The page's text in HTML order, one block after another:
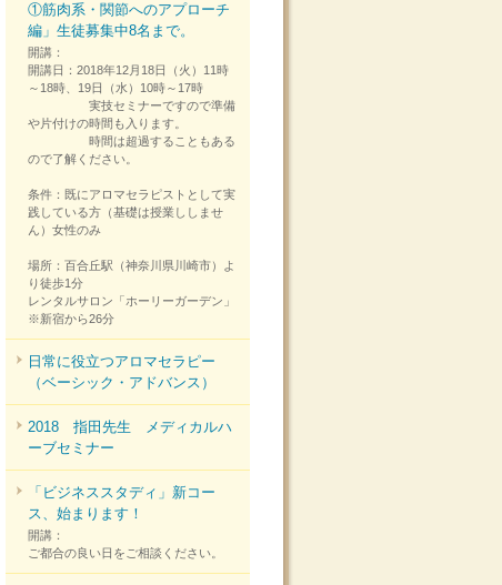
①筋肉系・関節へのアプローチ
編」生徒募集中8名まで。
開講：
開講日：2018年12月18日（火）11時
～18時、19日（水）10時～17時
実技セミナーですので準備
や片付けの時間も入ります。
時間は超過することもある
ので了解ください。
条件：既にアロマセラピストとして実
践している方（基礎は授業ししませ
ん）女性のみ
場所：百合丘駅（神奈川県川崎市）よ
り徒歩1分
レンタルサロン「ホーリーガーデン」
※新宿から26分
日常に役立つアロマセラピー
（ベーシック・アドバンス）
2018 指田先生 メディカルハ
ーブセミナー
「ビジネススタディ」新コー
ス、始まります！
開講：
ご都合の良い日をご相談ください。